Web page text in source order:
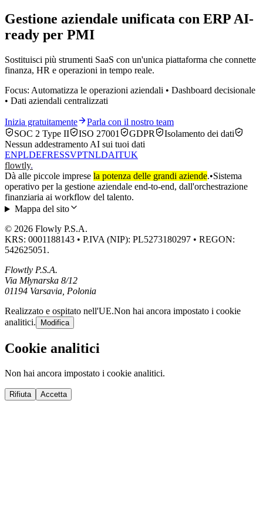
Gestione aziendale unificata con ERP AI-
ready per PMI
Sostituisci più strumenti SaaS con un'unica piattaforma che connette
finanza, HR e operazioni in tempo reale.
Focus: Automatizza le operazioni aziendali • Dashboard decisionale
• Dati aziendali centralizzati
Inizia gratuitamente
Parla con il nostro team
SOC 2 Type II
ISO 27001 GDPR
Isolamento dei dati
Nessun addestramento AI sui tuoi dati
ENPLDEFRESSVPTNLDAITUK
flowtly.
Dà alle piccole imprese la potenza delle grandi aziende.•Sistema
operativo per la gestione aziendale end-to-end, dall'orchestrazione
finanziaria ai workflow del talento.
Mappa del sito
© 2026 Flowly P.S.A.
KRS: 0001188143 • P.IVA (NIP): PL5273180297 • REGON:
542625051.
Flowtly P.S.A.
Via Młynarska 8/12
01194 Varsavia, Polonia
Realizzato e ospitato nell'UE.Non hai ancora impostato i cookie
analitici.
Modifica
Cookie analitici
Non hai ancora impostato i cookie analitici.
Rifiuta Accetta